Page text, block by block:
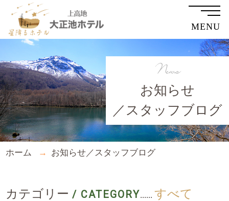
MENU
お知らせ
／スタッフブログ
News
ホーム お知らせ／スタッフブログ
カテゴリー / CATEGORY...... すべて